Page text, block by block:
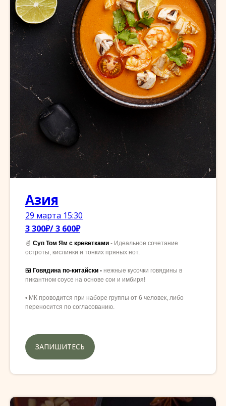
Азия
29 марта 15:30
3 300₽/ 3 600₽
🍜 Суп Том Ям с креветками - Идеальное сочетание
остроты, кислинки и тонких пряных нот.
🍱 Говядина по-китайски - нежные кусочки говядины в
пикантном соусе на основе сои и имбиря!
• МК проводится при наборе группы от 6 человек, либо
переносится по согласованию.
ЗАПИШИТЕСЬ